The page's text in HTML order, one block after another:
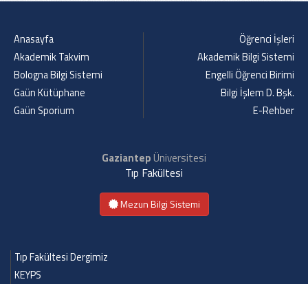
Anasayfa
Akademik Takvim
Bologna Bilgi Sistemi
Gaün Kütüphane
Gaün Sporium
Öğrenci İşleri
Akademik Bilgi Sistemi
Engelli Öğrenci Birimi
Bilgi İşlem D. Bşk.
E-Rehber
GaziantepÜniversitesi
Tıp Fakültesi
Mezun Bilgi Sistemi
Tıp Fakültesi Dergimiz
KEYPS